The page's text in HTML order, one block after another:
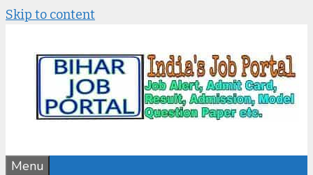
Skip to content
Menu